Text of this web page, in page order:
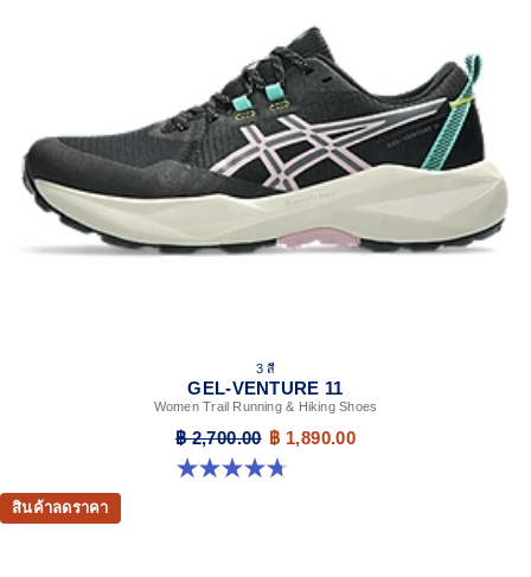
3 สี
GEL-VENTURE 11
Women Trail Running & Hiking Shoes
฿ 2,700.00 ฿ 1,890.00
4.7 จาก 5 ดาว 47 รีวิว
สินค้าลดราคา